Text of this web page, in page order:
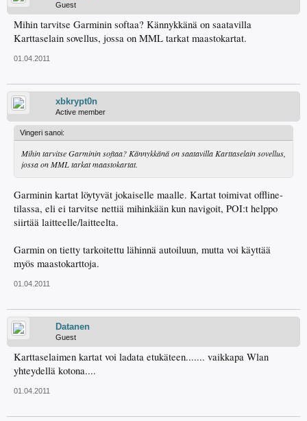
Guest
Mihin tarvitse Garminin softaa? Kännykkänä on saatavilla
Karttaselain sovellus, jossa on MML tarkat maastokartat.
01.04.2011
xbkrypt0n
Active member
Vingeri sanoi:
Mihin tarvitse Garminin softaa? Kännykkänä on saatavilla Karttaselain sovellus,
jossa on MML tarkat maastokartat.
Garminin kartat löytyvät jokaiselle maalle. Kartat toimivat offline-
tilassa, eli ei tarvitse nettiä mihinkään kun navigoit, POI:t helppo
siirtää laitteelle/laitteelta.
Garmin on tietty tarkoitettu lähinnä autoiluun, mutta voi käyttää
myös maastokarttoja.
01.04.2011
Datanen
Guest
Karttaselaimen kartat voi ladata etukäteen....... vaikkapa Wlan
yhteydellä kotona....
01.04.2011